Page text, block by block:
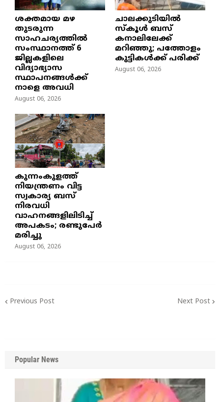
ശക്തമായ മഴ
തുടരുന്ന
സാഹചര്യത്തിൽ
സംസ്ഥാനത്ത് 6
ജില്ലകളിലെ
വിദ്യാഭ്യാസ
സ്ഥാപനങ്ങൾക്ക്
നാളെ അവധി
August 06, 2026
ചാലക്കുടിയിൽ
സ്കൂൾ ബസ്
കനാലിലേക്ക്
മറിഞ്ഞു; പത്തോളം
കുട്ടികൾക്ക് പരിക്ക്
August 06, 2026
കുന്നംകുളത്ത്
നിയന്ത്രണം വിട്ട
സ്വകാര്യ ബസ്
നിരവധി
വാഹനങ്ങളിലിടിച്ച്
അപകടം; രണ്ടുപേർ
മരിച്ചു
August 06, 2026
Previous Post Next Post
Popular News